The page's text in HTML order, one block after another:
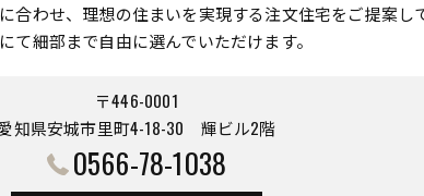
合わせ、理想の住まいを実現する注文住宅をご提案
細部まで自由に選んでいただけます。
〒446-0001
知県安城市里町4-18-30 ​​​​​​​輝ビル2階
0566-78-1038